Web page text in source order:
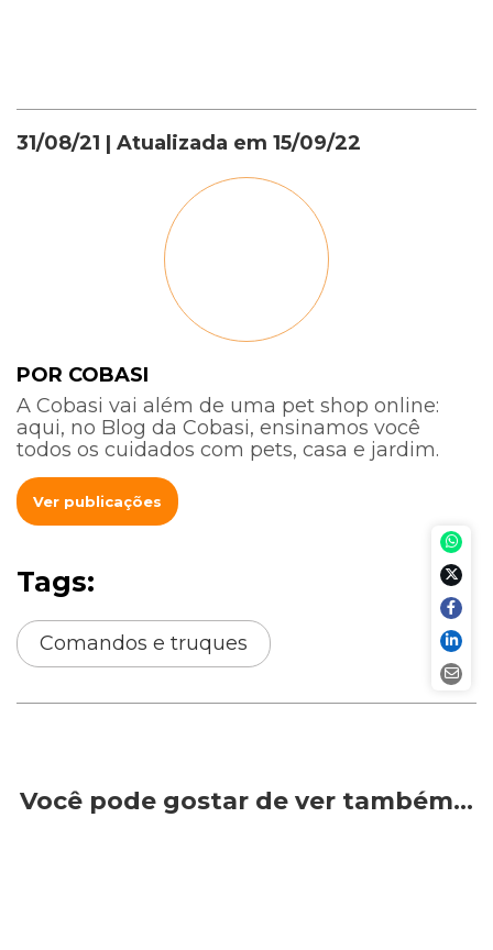
31/08/21 | Atualizada em 15/09/22
POR COBASI
A Cobasi vai além de uma pet shop online:
aqui, no Blog da Cobasi, ensinamos você
todos os cuidados com pets, casa e jardim.
Ver publicações
Tags:
Comandos e truques
Você pode gostar de ver também…